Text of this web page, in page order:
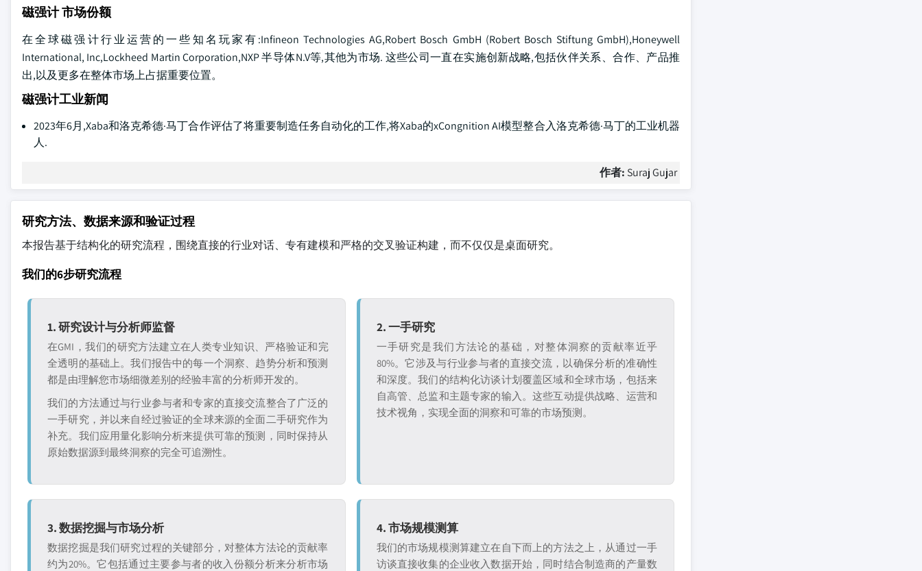
磁强计 市场份额
在全球磁强计行业运营的一些知名玩家有:Infineon Technologies AG,Robert Bosch GmbH (Robert Bosch Stiftung GmbH),Honeywell
International, Inc,Lockheed Martin Corporation,NXP 半导体N.V等,其他为市场. 这些公司一直在实施创新战略,包括伙伴关系、合作、产品推
出,以及更多在整体市场上占据重要位置。
磁强计工业新闻
2023年6月,Xaba和洛克希德·马丁合作评估了将重要制造任务自动化的工作,将Xaba的xCongnition AI模型整合入洛克希德·马丁的工业机器
人.
作者: Suraj Gujar
研究方法、数据来源和验证过程
本报告基于结构化的研究流程，围绕直接的行业对话、专有建模和严格的交叉验证构建，而不仅仅是桌面研究。
我们的6步研究流程
1. 研究设计与分析师监督
在GMI，我们的研究方法建立在人类专业知识、严格验证和完
全透明的基础上。我们报告中的每一个洞察、趋势分析和预测
都是由理解您市场细微差别的经验丰富的分析师开发的。
我们的方法通过与行业参与者和专家的直接交流整合了广泛的
一手研究，并以来自经过验证的全球来源的全面二手研究作为
补充。我们应用量化影响分析来提供可靠的预测，同时保持从
原始数据源到最终洞察的完全可追溯性。
2. 一手研究
一手研究是我们方法论的基础，对整体洞察的贡献率近乎
80%。它涉及与行业参与者的直接交流，以确保分析的准确性
和深度。我们的结构化访谈计划覆盖区域和全球市场，包括来
自高管、总监和主题专家的输入。这些互动提供战略、运营和
技术视角，实现全面的洞察和可靠的市场预测。
3. 数据挖掘与市场分析
数据挖掘是我们研究过程的关键部分，对整体方法论的贡献率
约为20%。它包括通过主要参与者的收入份额分析来分析市场
4. 市场规模测算
我们的市场规模测算建立在自下而上的方法之上，从通过一手
访谈直接收集的企业收入数据开始，同时结合制造商的产量数